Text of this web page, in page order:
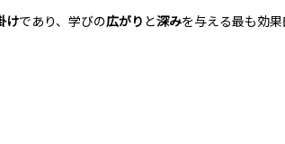
けであり、学びの広がり と深みを与える最も効